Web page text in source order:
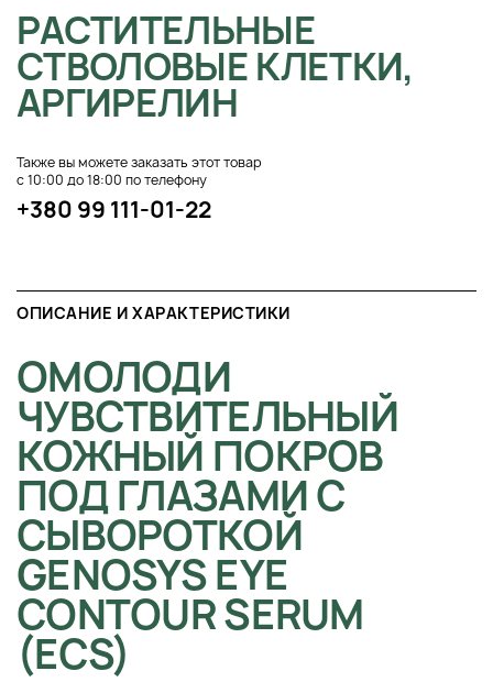
РАСТИТЕЛЬНЫЕ
СТВОЛОВЫЕ КЛЕТКИ,
АРГИРЕЛИН
Также вы можете заказать этот товар
с 10:00 до 18:00 по телефону
+380 99 111-01-22
ОПИСАНИЕ И ХАРАКТЕРИСТИКИ
ОМОЛОДИ
ЧУВСТВИТЕЛЬНЫЙ
КОЖНЫЙ ПОКРОВ
ПОД ГЛАЗАМИ С
СЫВОРОТКОЙ
GENOSYS EYE
CONTOUR SERUM
(ECS)